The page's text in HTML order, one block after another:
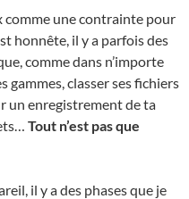
comme une contrainte pour
honnête, il y a parfois des
comme dans n’importe
gammes, classer ses fichiers
un enregistrement de ta
Tout n’est pas que
il y a des phases que je